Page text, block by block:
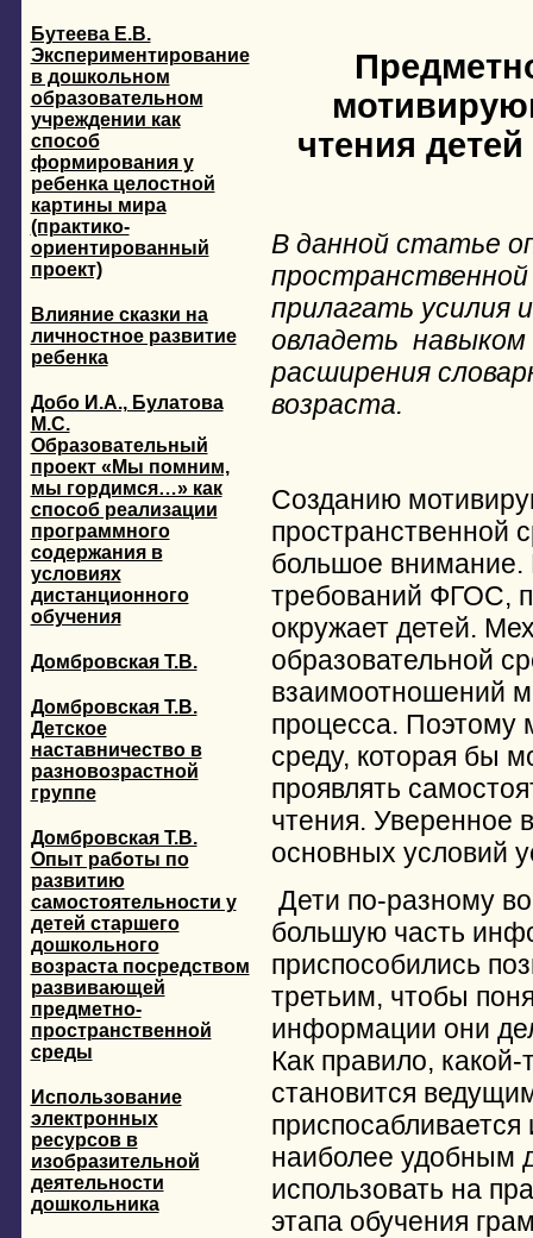
чтения
В данной статье
прилагать усилия
овладеть
расширения
возраста.
Созданию
пространственной
большое внимание.
требований ФГОС,
окружает детей.
образовательной
взаимоотношений
процесса. Поэтому
среду, которая бы
проявлять
чтения. Уверенное
основных условий
Дети по-разному
большую часть
приспособились
третьим, чтобы
информации они
Как правило,
становится
наиболее удобным
использовать на
этапа обучения
Бутеева Е.В.
Экспериментирование
в дошкольном
образовательном
учреждении как
способ
формирования у
ребенка целостной
картины мира
(практико-
ориентированный
проект)
Влияние сказки на
личностное развитие
ребенка
Добо И.А., Булатова
М.С.
Образовательный
проект «Мы помним,
мы гордимся…» как
способ реализации
программного
содержания в
условиях
дистанционного
обучения
Домбровская Т.В.
Домбровская Т.В.
Детское
наставничество в
разновозрастной
группе
Домбровская Т.В.
Опыт работы по
развитию
самостоятельности у
детей старшего
дошкольного
возраста посредством
развивающей
предметно-
пространственной
среды
Использование
электронных
ресурсов в
изобразительной
деятельности
дошкольника